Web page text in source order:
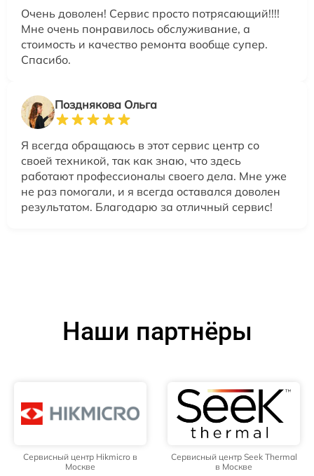
Очень доволен! Сервис просто потрясающий!!!!
Мне очень понравилось обслуживание, а
стоимость и качество ремонта вообще супер.
Спасибо.
Позднякова Ольга
Я всегда обращаюсь в этот сервис центр со
своей техникой, так как знаю, что здесь
работают профессионалы своего дела. Мне уже
не раз помогали, и я всегда оставался доволен
результатом. Благодарю за отличный сервис!
Наши партнёры
Сервисный центр Hikmicro в
Москве
Сервисный центр Seek Thermal
в Москве